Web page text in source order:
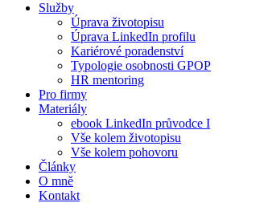
Služby
Úprava životopisu
Úprava LinkedIn profilu
Kariérové poradenství
Typologie osobnosti GPOP
HR mentoring
Pro firmy
Materiály
ebook LinkedIn průvodce I
Vše kolem životopisu
Vše kolem pohovoru
Články
O mně
Kontakt